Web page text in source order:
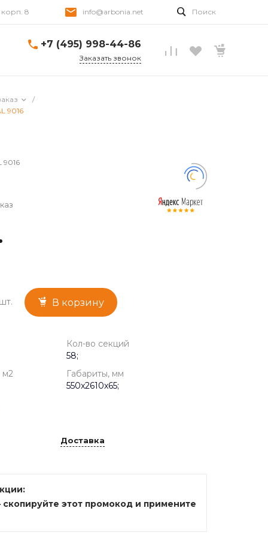
корп. 8 info@arbonia.net Поиск
+7 (495) 998-44-86
Заказать звонок
/
9016
9016
шт. В корзину
Кол-во секций
58;
м2
Габариты, мм
550x2610x65;
Доставка
скопируйте этот промокод и примените